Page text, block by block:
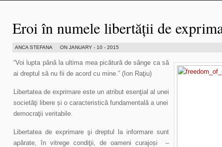
Eroi în numele libertății de
ANCA STEFANA ON JANUARY - 10 - 2015
“Voi lupta până la ultima mea picătură de sânge ca să
ai dreptul să nu fii de acord cu mine.” (Ion Raţiu)
Libertatea de exprimare este un atribut esenţial al unei
societăţi libere și o caracteristică fundamentală a unei
democraţii veritabile.
Libertatea de exprimare şi dreptul la informare sunt
apărate, în vitrege condiţii, de oameni curajoși –